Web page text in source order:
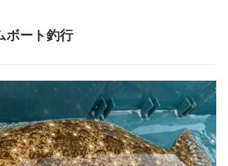
ボート釣行